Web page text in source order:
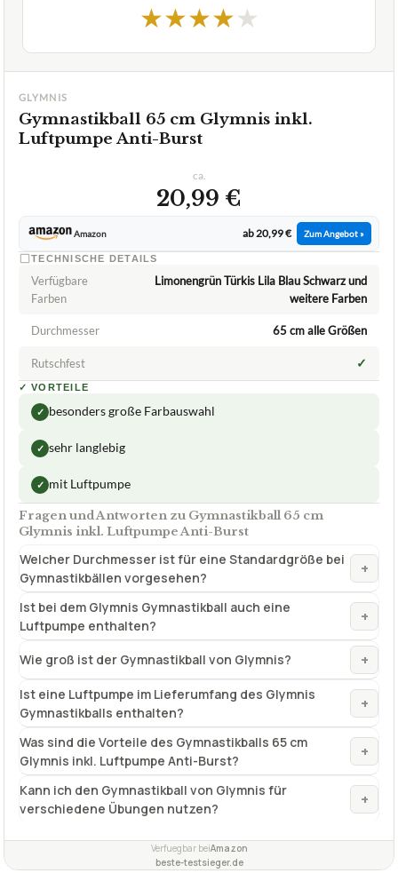
★★★★★
GLYMNIS
Gymnastikball 65 cm Glymnis inkl.
Luftpumpe Anti-Burst
ca.
20,99 €
Amazon ab 20,99 € Zum Angebot »
TECHNISCHE DETAILS
Verfügbare
Farben
Limonengrün Türkis Lila Blau Schwarz und
weitere Farben
Durchmesser 65 cm alle Größen
Rutschfest ✓
✓ VORTEILE
✓ besonders große Farbauswahl
✓ sehr langlebig
✓ mit Luftpumpe
Fragen und Antworten zu Gymnastikball 65 cm
Glymnis inkl. Luftpumpe Anti-Burst
Welcher Durchmesser ist für eine Standardgröße bei
Gymnastikbällen vorgesehen?
+
Ist bei dem Glymnis Gymnastikball auch eine
Luftpumpe enthalten?
+
Wie groß ist der Gymnastikball von Glymnis? +
Ist eine Luftpumpe im Lieferumfang des Glymnis
Gymnastikballs enthalten?
+
Was sind die Vorteile des Gymnastikballs 65 cm
Glymnis inkl. Luftpumpe Anti-Burst?
+
Kann ich den Gymnastikball von Glymnis für
verschiedene Übungen nutzen?
+
Verfuegbar beiAmazon
beste-testsieger.de